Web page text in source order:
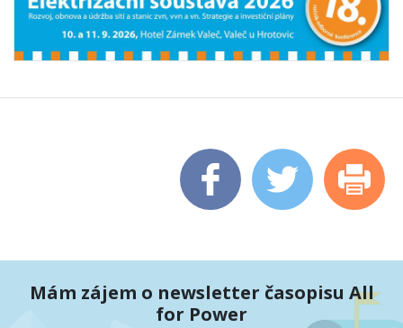
Mám zájem o newsletter časopisu All
for Power